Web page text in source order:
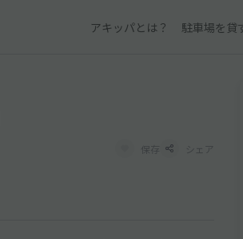
アキッパとは？ 駐車場を貸
保存 シェア